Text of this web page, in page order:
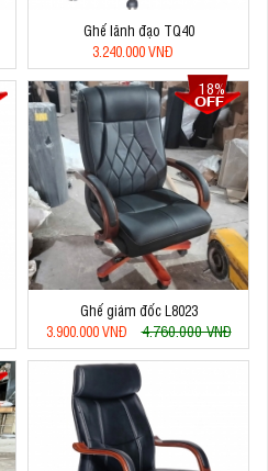
Ghế lãnh đạo TQ40
3.240.000 VNĐ
18%
Ghế giám đốc L8023
3.900.000 VNĐ
4.760.000 VNĐ